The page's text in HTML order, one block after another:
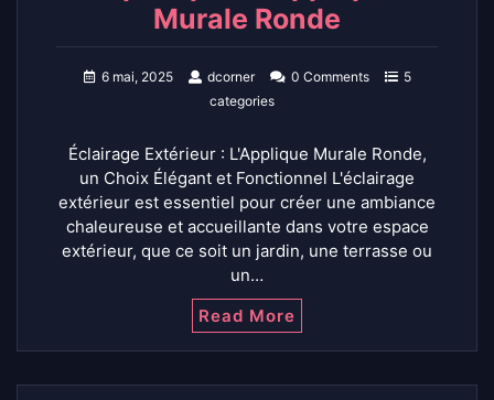
Murale Ronde
6 mai, 2025 dcorner 0 Comments
5
categories
Éclairage Extérieur : L'Applique Murale Ronde,
un Choix Élégant et Fonctionnel L'éclairage
extérieur est essentiel pour créer une ambiance
chaleureuse et accueillante dans votre espace
extérieur, que ce soit un jardin, une terrasse ou
un…
Read More